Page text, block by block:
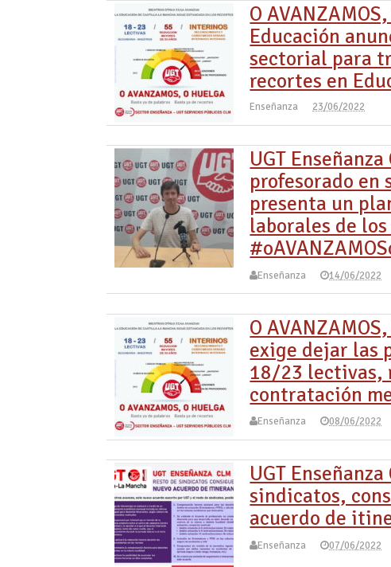
O
Educación
sectorial para
recortes en
Enseñanza 23/06/2022
UGT
profesorado en
presenta un
laborales de
Enseñanza 14/06/2022
O
exige dejar las
18/23 lectivas,
contratación
Enseñanza 08/06/2022
UGT
sindicatos,
acuerdo de
Enseñanza 07/06/2022